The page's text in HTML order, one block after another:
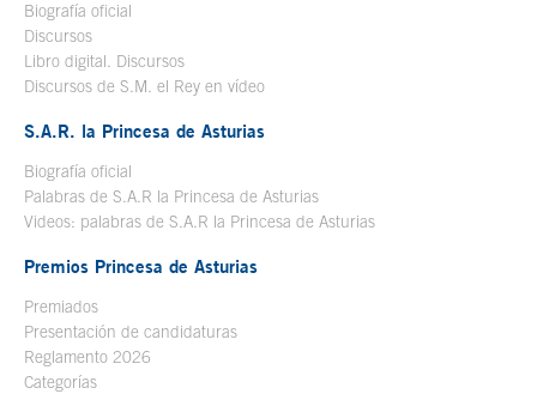
Biografía oficial
Discursos
Libro digital. Discursos
Discursos de S.M. el Rey en vídeo
S.A.R. la Princesa de Asturias
Biografía oficial
Palabras de S.A.R la Princesa de Asturias
Videos: palabras de S.A.R la Princesa de Asturias
Premios Princesa de Asturias
Premiados
Presentación de candidaturas
Reglamento 2026
Categorías